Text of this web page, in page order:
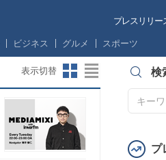
プレスリリー
ビジネス グルメ スポーツ
表示切替 検
プ